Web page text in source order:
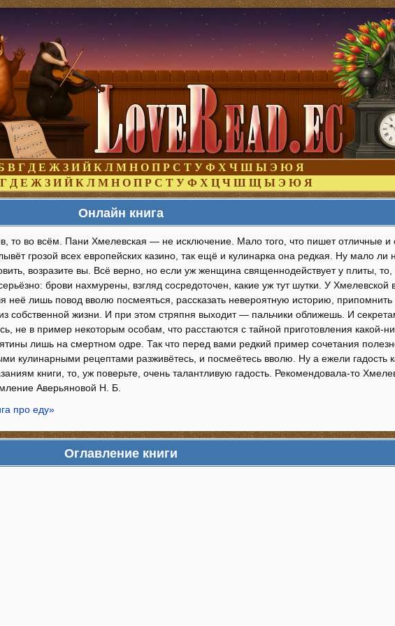
В Г Д Е Ж З И Й К Л М Н О П Р С Т У Ф Х Ч Ш Ы Э Ю Я
Г Д Е Ж З И Й К Л М Н О П Р С Т У Ф Х Ц Ч Ш Щ Ы Э Ю Я
Онлайн книга
то во всём. Пани Хмелевская — не исключение. Мало того, что пишет отличные и
грозой всех европейских казино, так ещё и кулинарка она редкая. Ну мало ли
возразите вы. Всё верно, но если уж женщина священнодействует у плиты, то,
брови нахмурены, взгляд сосредоточен, какие уж тут шутки. У Хмелевской
неё лишь повод вволю посмеяться, рассказать невероятную историю, припомнить
собственной жизни. И при этом стряпня выходит — пальчики оближешь. И
не в пример некоторым особам, что расстаются с тайной приготовления какой-
лишь на смертном одре. Так что перед вами редкий пример сочетания
кулинарными рецептами разживётесь, и посмеётесь вволю. Ну а ежели гадость
книги, то, уж поверьте, очень талантливую гадость. Рекомендовала-то
Аверьяновой Н. Б.
про еду»
Оглавление книги